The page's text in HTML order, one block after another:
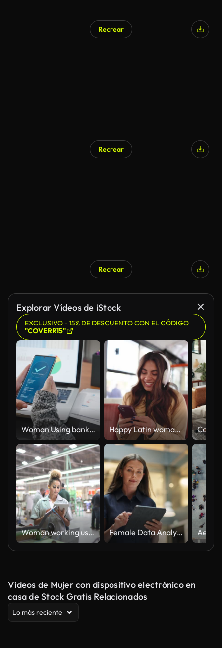
Recrear
Recrear
Recrear
Explorar Vídeos de iStock
EXCLUSIVO - 15% DE DESCUENTO CON EL CÓDIGO
"COVERR15"
Woman Using banking app on the smartphone pay utility bill, financial Technology internet banking concept Happy Latin woman enjoying music in a city bus
Woman working using digital tablet in industry Female Data Analyst Smiling While Checking New Data for the Day. Portrait of White Businesswoman Walking Towards her Business Office in a Spacious Corporate Building. Low Angle, Slow Motion
Videos de Mujer con dispositivo electrónico en
casa de Stock Gratis Relacionados
Lo más reciente